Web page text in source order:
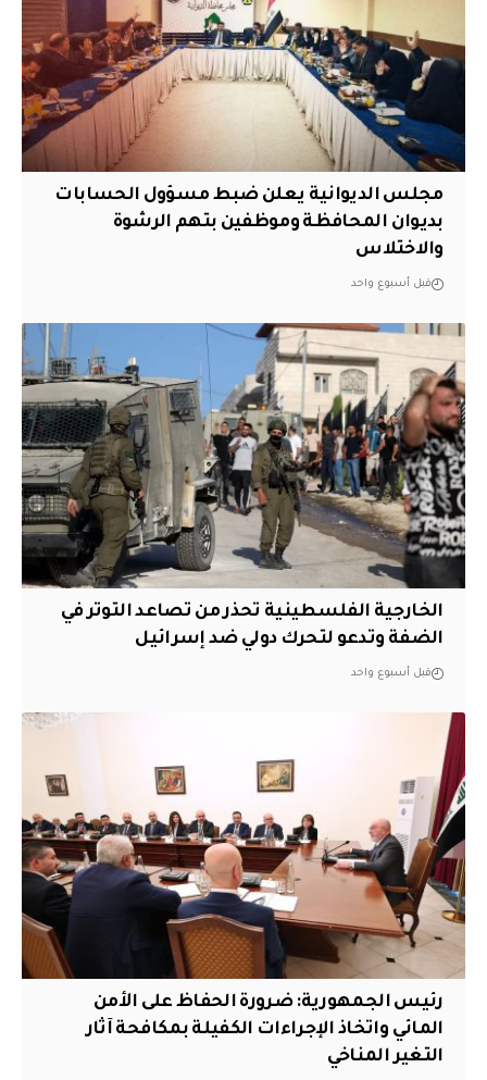
مجلس الديوانية يعلن ضبط مسؤول الحسابات
بديوان المحافظة وموظفين بتهم الرشوة
والاختلاس
قبل أسبوع واحد
الخارجية الفلسطينية تحذر من تصاعد التوتر في
الضفة وتدعو لتحرك دولي ضد إسرائيل
قبل أسبوع واحد
رئيس الجمهورية: ضرورة الحفاظ على الأمن
المائي واتخاذ الإجراءات الكفيلة بمكافحة آثار
التغير المناخي